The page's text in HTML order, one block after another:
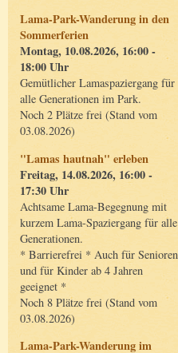
Lama-Park-Wanderung in den
Sommerferien
Montag, 10.08.2026, 16:00 -
18:00 Uhr
Gemütlicher Lamaspaziergang für
alle Generationen im Park.
Noch 2 Plätze frei (Stand vom
03.08.2026)
"Lamas hautnah" erleben
Freitag, 14.08.2026, 16:00 -
17:30 Uhr
Achtsame Lama-Begegnung mit
kurzem Lama-Spaziergang für alle
Generationen.
* Barrierefrei * Auch für Senioren
und für Kinder ab 4 Jahren
geeignet *
Noch 8 Plätze frei (Stand vom
03.08.2026)
Lama-Park-Wanderung im